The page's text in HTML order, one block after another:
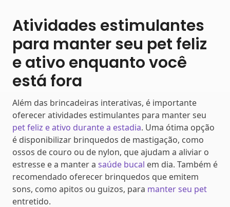
Atividades estimulantes
para manter seu pet feliz
e ativo enquanto você
está fora
Além das brincadeiras interativas, é importante
oferecer atividades estimulantes para manter seu
pet feliz e ativo durante a estadia. Uma ótima opção
é disponibilizar brinquedos de mastigação, como
ossos de couro ou de nylon, que ajudam a aliviar o
estresse e a manter a saúde bucal em dia. Também é
recomendado oferecer brinquedos que emitem
sons, como apitos ou guizos, para manter seu pet
entretido.